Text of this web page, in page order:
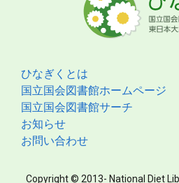
ひなぎくとは
国立国会図書館ホームページ
国立国会図書館サーチ
お知らせ
お問い合わせ
Copyright © 2013- National Diet